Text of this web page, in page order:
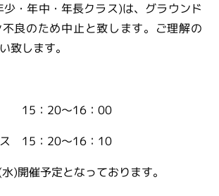
・年中・年長クラス)は、グラウンド
良のため中止と致します。ご理解の
致します。
：20～16：00
ス 15：20～16：10
)開催予定となっております。